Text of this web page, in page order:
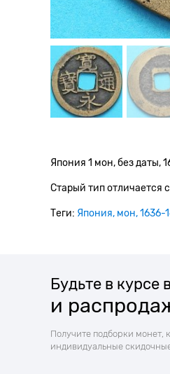
Япония 1 мон, без даты,
Старый тип отличается
Теги: Япония мон 1636-
Будьте в курсе
и
Получите подборки монет,
индивидуальные